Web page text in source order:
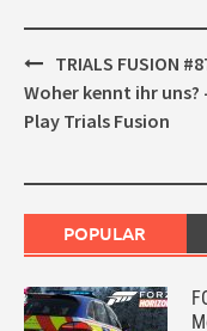
Post
navigation
TRIALS FUSION
Woher kennt ihr uns?
Play Trials Fusion
POPULAR